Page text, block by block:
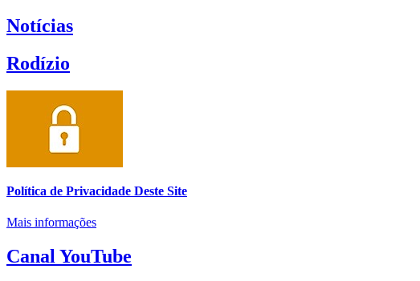
Notícias
Rodízio
Política de Privacidade Deste Site
Mais informações
Canal YouTube